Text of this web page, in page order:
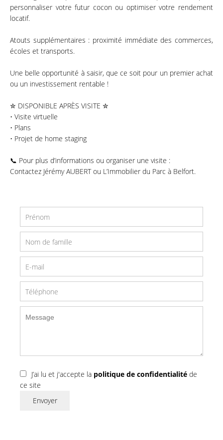
personnaliser votre futur cocon ou optimiser votre rendement
locatif.
Atouts supplémentaires : proximité immédiate des commerces,
écoles et transports.
Une belle opportunité à saisir, que ce soit pour un premier achat
ou un investissement rentable !
✮ DISPONIBLE APRÈS VISITE ✮
• Visite virtuelle
• Plans
• Projet de home staging
📞 Pour plus d’informations ou organiser une visite :
Contactez Jérémy AUBERT ou L’Immobilier du Parc à Belfort.
J’ai lu et j'accepte la politique de confidentialité de
ce site
Envoyer